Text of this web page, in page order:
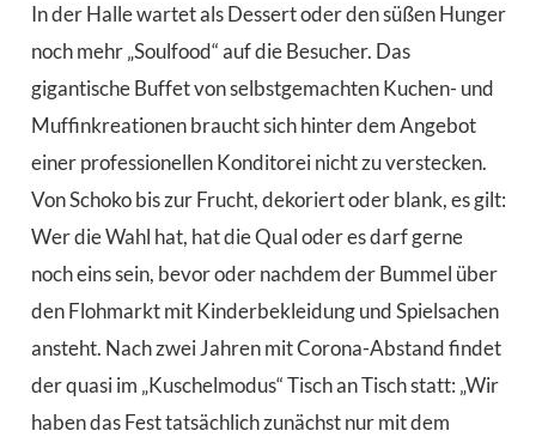
In der Halle wartet als Dessert oder den süßen Hunger
noch mehr „Soulfood“ auf die Besucher. Das
gigantische Buffet von selbstgemachten Kuchen- und
Muffinkreationen braucht sich hinter dem Angebot
einer professionellen Konditorei nicht zu verstecken.
Von Schoko bis zur Frucht, dekoriert oder blank, es gilt:
Wer die Wahl hat, hat die Qual oder es darf gerne
noch eins sein, bevor oder nachdem der Bummel über
den Flohmarkt mit Kinderbekleidung und Spielsachen
ansteht. Nach zwei Jahren mit Corona-Abstand findet
der quasi im „Kuschelmodus“ Tisch an Tisch statt: „Wir
haben das Fest tatsächlich zunächst nur mit dem